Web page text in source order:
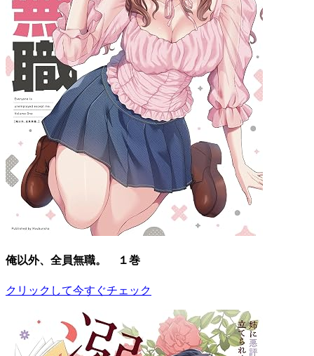
俺以外、全員無職。 １巻
クリックして今すぐチェック